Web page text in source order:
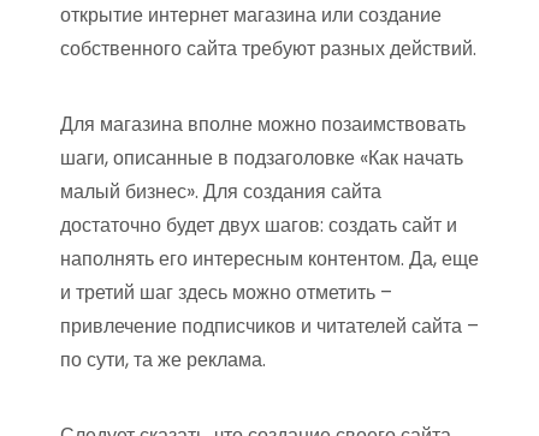
открытие интернет магазина или создание
собственного сайта требуют разных действий.
Для магазина вполне можно позаимствовать
шаги, описанные в подзаголовке «Как начать
малый бизнес». Для создания сайта
достаточно будет двух шагов: создать сайт и
наполнять его интересным контентом. Да, еще
и третий шаг здесь можно отметить –
привлечение подписчиков и читателей сайта –
по сути, та же реклама.